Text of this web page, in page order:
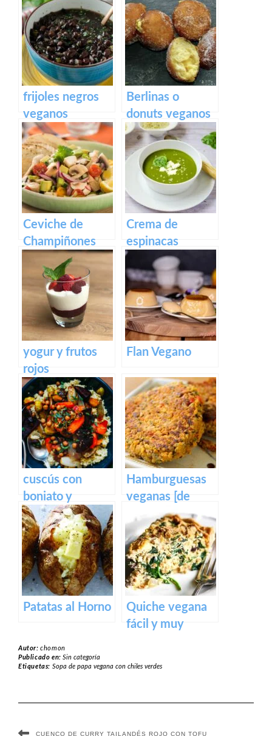
ENCEBOLLADO
Y VERDURAS
Revuelto para el
desayuno con
trocitos
ahumados
frijoles negros
veganos
Berlinas o
donuts veganos
rellenos de
crema pastelera
Ceviche de
Champiñones
Crema de
espinacas
yogur y frutos
rojos
Flan Vegano
cuscús con
boniato y
tomatitos
horneados
Hamburguesas
veganas [de
quinoa y
garbanzos]
Patatas al Horno
Quiche vegana
fácil y muy
Autor:chomon
Publicado en:Sin categoría
Etiquetas: Sopa de papa vegana con chiles verdes
CUENCO DE CURRY TAILANDÉS ROJO CON TOFU